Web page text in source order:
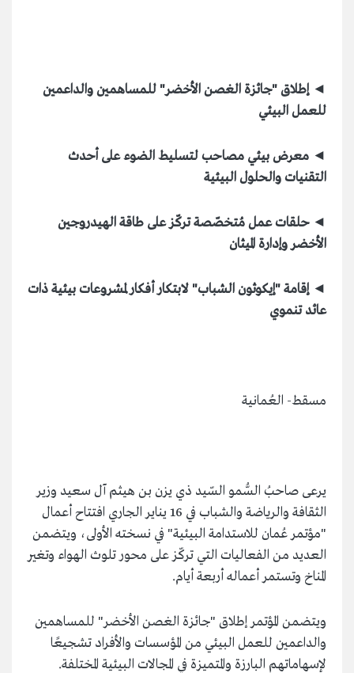
◄ إطلاق "جائزة الغصن الأخضر" للمساهمين والداعمين
للعمل البيئي
◄ معرض بيئي مصاحب لتسليط الضوء على أحدث
التقنيات والحلول البيئية
◄ حلقات عمل مُتخصّصة تركّز على طاقة الهيدروجين
الأخضر وإدارة الميثان
◄ إقامة "إيكوثون الشباب" لابتكار أفكار لمشروعات بيئية ذات
عائد تنموي
مسقط- العُمانية
يرعى صاحبُ السُّمو السّيد ذي يزن بن هيثم آل سعيد وزير
الثقافة والرياضة والشباب في 16 يناير الجاري افتتاح أعمال
"مؤتمر عُمان للاستدامة البيئية" في نسخته الأولى، ويتضمن
العديد من الفعاليات التي تركّز على محور تلوث الهواء وتغير
المناخ وتستمر أعماله أربعة أيام.
ويتضمن المؤتمر إطلاق "جائزة الغصن الأخضر" للمساهمين
والداعمين للعمل البيئي من المؤسسات والأفراد تشجيعًا
لإسهاماتهم البارزة والمتميزة في المجالات البيئية المختلفة.